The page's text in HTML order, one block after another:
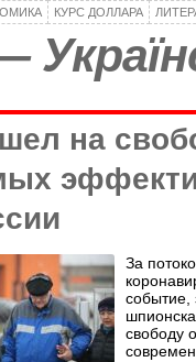
КУРС ДОЛЛАРА
на
За
событие,
свободу